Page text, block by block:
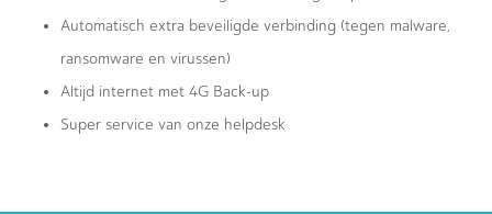
Automatisch extra beveiligde verbinding (tegen malware,
ransomware en virussen)
Altijd internet met 4G Back-up
Super service van onze helpdesk